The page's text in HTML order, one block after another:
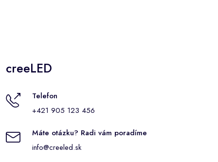
creeLED
Telefon
+421 905 123 456
Máte otázku? Radi vám poradíme
info@creeled.sk